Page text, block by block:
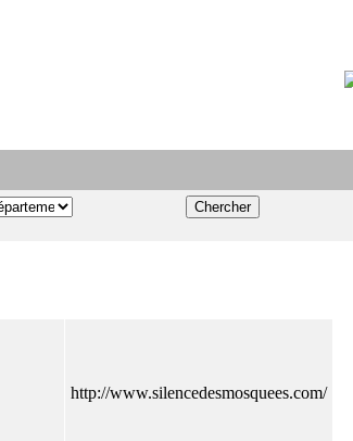
http://www.silencedesmosquees.com/